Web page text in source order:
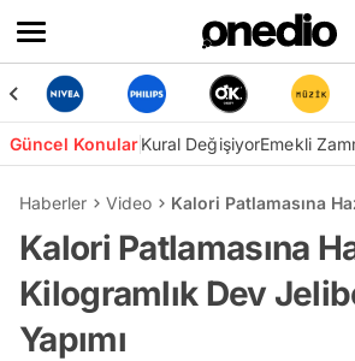
Güncel KonularKural DeğişiyorEmekli
Haberler Video Kalori Patlamasına
Kalori Patlamasına
Kilogramlık Dev
Yapımı